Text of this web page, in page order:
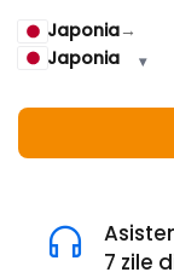
Japonia→
Japonia
▾
7 zile